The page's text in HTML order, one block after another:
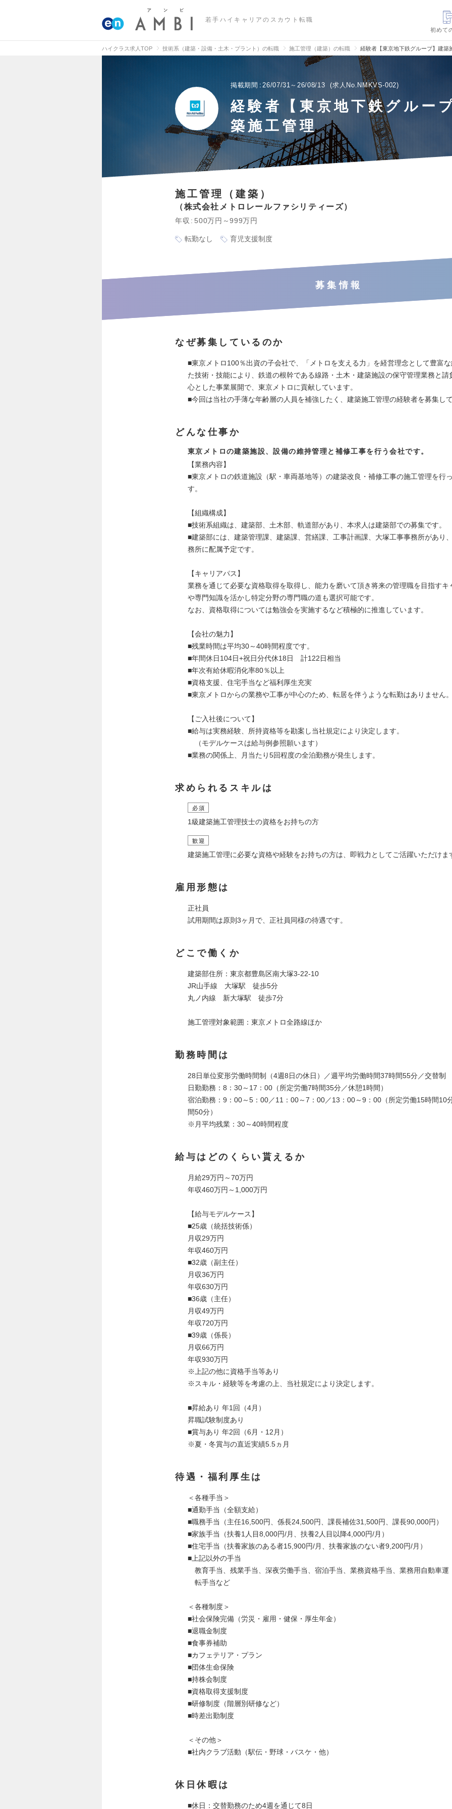
若手ハイキャリアのスカウト転職
初めて
ハイクラス求人TOP 技術系（建築・設備・土木・プラント）の転職 施工管理（建築）の転職 経験者【東京地下鉄グループ】建築
掲載期間 26/07/31～26/08/13 求人No.NMKVS-002
経験者【東京地下鉄グルー
築施工管理
施工管理（建築）
株式会社メトロレールファシリティーズ
年収 500万円～999万円
転勤なし 育児支援制度
募集情報
なぜ募集しているのか
■東京メトロ100％出資の子会社で、「メトロを支える力」を経営理念として豊富
た技術・技能により、鉄道の根幹である線路・土木・建築施設の保守管理業務と請
心とした事業展開で、東京メトロに貢献しています。
■今回は当社の手薄な年齢層の人員を補強したく、建築施工管理の経験者を募集し
どんな仕事か
東京メトロの建築施設、設備の維持管理と補修工事を行う会社です。
【業務内容】
■東京メトロの鉄道施設（駅・車両基地等）の建築改良・補修工事の施工管理を行
す。
【組織構成】
■技術系組織は、建築部、土木部、軌道部があり、本求人は建築部での募集です。
■建築部には、建築管理課、建築課、営繕課、工事計画課、大塚工事事務所があり
務所に配属予定です。
【キャリアパス】
業務を通じて必要な資格取得を取得し、能力を磨いて頂き将来の管理職を目指すキ
や専門知識を活かし特定分野の専門職の道も選択可能です。
なお、資格取得については勉強会を実施するなど積極的に推進しています。
【会社の魅力】
■残業時間は平均30～40時間程度です。
■年間休日104日+祝日分代休18日 計122日相当
■年次有給休暇消化率80％以上
■資格支援、住宅手当など福利厚生充実
■東京メトロからの業務や工事が中心のため、転居を伴うような転勤はありません
【ご入社後について】
■給与は実務経験、所持資格等を勘案し当社規定により決定します。
（モデルケースは給与例参照願います）
■業務の関係上、月当たり5回程度の全泊勤務が発生します。
求められるスキルは
必須
1級建築施工管理技士の資格をお持ちの方
歓迎
建築施工管理に必要な資格や経験をお持ちの方は、即戦力としてご活躍いただけま
雇用形態は
正社員
試用期間は原則3ヶ月で、正社員同様の待遇です。
どこで働くか
建築部住所：東京都豊島区南大塚3-22-10
JR山手線 大塚駅 徒歩5分
丸ノ内線 新大塚駅 徒歩7分
施工管理対象範囲：東京メトロ全路線ほか
勤務時間は
28日単位変形労働時間制（4週8日の休日）／週平均労働時間37時間55分／交替制
日勤勤務：8：30～17：00（所定労働7時間35分／休憩1時間）
宿泊勤務：9：00～5：00／11：00～7：00／13：00～9：00（所定労働15時間10
間50分）
※月平均残業：30～40時間程度
給与はどのくらい貰えるか
月給29万円～70万円
年収460万円～1,000万円
【給与モデルケース】
■25歳（統括技術係）
月収29万円
年収460万円
■32歳（副主任）
月収36万円
年収630万円
■36歳（主任）
月収49万円
年収720万円
■39歳（係長）
月収66万円
年収930万円
※上記の他に資格手当等あり
※スキル・経験等を考慮の上、当社規定により決定します。
■昇給あり 年1回（4月）
昇職試験制度あり
■賞与あり 年2回（6月・12月）
※夏・冬賞与の直近実績5.5ヵ月
待遇・福利厚生は
＜各種手当＞
■通勤手当（全額支給）
■職務手当（主任16,500円、係長24,500円、課長補佐31,500円、課長90,000円）
■家族手当（扶養1人目8,000円/月、扶養2人目以降4,000円/月）
■住宅手当（扶養家族のある者15,900円/月、扶養家族のない者9,200円/月）
■上記以外の手当
教育手当、残業手当、深夜労働手当、宿泊手当、業務資格手当、業務用自動車運
転手当など
＜各種制度＞
■社会保険完備（労災・雇用・健保・厚生年金）
■退職金制度
■食事券補助
■カフェテリア・プラン
■団体生命保険
■持株会制度
■資格取得支援制度
■研修制度（階層別研修など）
■時差出勤制度
＜その他＞
■社内クラブ活動（駅伝・野球・バスケ・他）
休日休暇は
■休日：交替勤務のため4週を通じて8日